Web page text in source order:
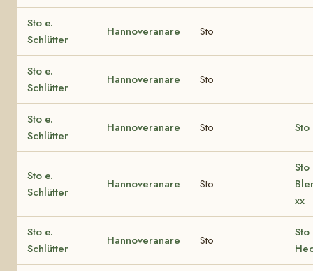
Sto e.
Schlütter
Hannoveranare Sto
Sto e.
Schlütter
Hannoveranare Sto
Sto e.
Schlütter
Hannoveranare Sto Sto
Sto e.
Schlütter
Hannoveranare Sto
Sto
xx
Sto e.
Schlütter
Hannoveranare Sto
Sto